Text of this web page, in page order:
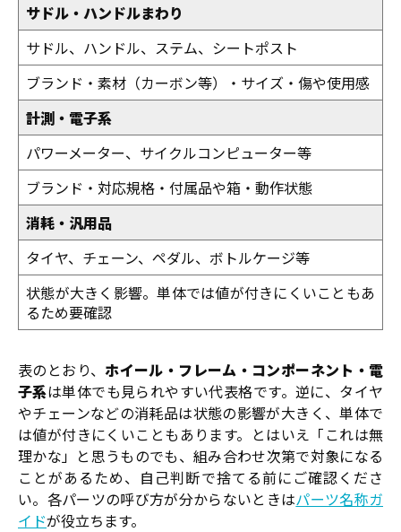
サドル・ハンドルまわり
サドル、ハンドル、ステム、シートポスト
ブランド・素材（カーボン等）・サイズ・傷や使用感
計測・電子系
パワーメーター、サイクルコンピューター等
ブランド・対応規格・付属品や箱・動作状態
消耗・汎用品
タイヤ、チェーン、ペダル、ボトルケージ等
状態が大きく影響。単体では値が付きにくいこともあ
るため要確認
表のとおり、ホイール・フレーム・コンポーネント・電
子系は単体でも見られやすい代表格です。逆に、タイヤ
やチェーンなどの消耗品は状態の影響が大きく、単体で
は値が付きにくいこともあります。とはいえ「これは無
理かな」と思うものでも、組み合わせ次第で対象になる
ことがあるため、自己判断で捨てる前にご確認くださ
い。各パーツの呼び方が分からないときはパーツ名称ガ
イドが役立ちます。